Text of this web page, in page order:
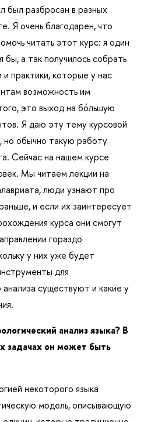
был разбросан в разных
Я очень благодарен, что
читать этот курс: я один
бы, а так получилось собрать
практики, которые у нас
возможность им
это выход на бóльшую
Я даю эту тему курсовой
но обычно такую работу
Сейчас на нашем курсе
Мы читаем лекции на
люди узнают про
и если их заинтересует
курса они смогут
гораздо
у них уже будет
для
существуют и какие у
анализ языка? В
задачах он может быть
некоторого языка
модель, описывающую